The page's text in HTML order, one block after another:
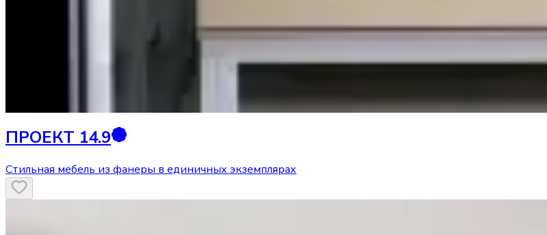
ПРОЕКТ 14.9
Стильная мебель из фанеры в единичных экземплярах